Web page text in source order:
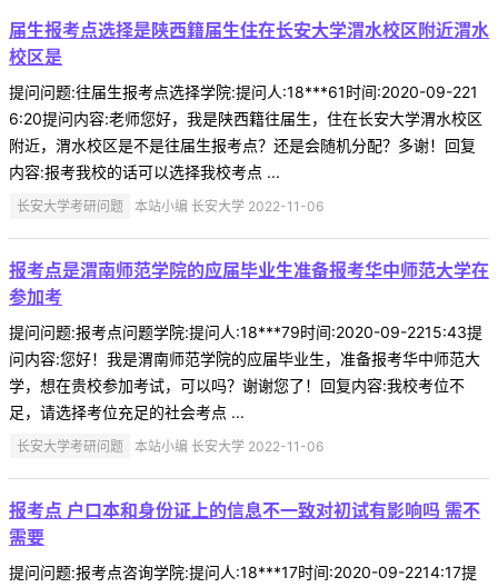
届生报考点选择是陕西籍届生住在长安大学渭水校区附近渭水
校区是
提问问题:往届生报考点选择学院:提问人:18***61时间:2020-09-221
6:20提问内容:老师您好，我是陕西籍往届生，住在长安大学渭水校区
附近，渭水校区是不是往届生报考点？还是会随机分配？多谢！回复
内容:报考我校的话可以选择我校考点 ...
长安大学考研问题 本站小编 长安大学 2022-11-06
报考点是渭南师范学院的应届毕业生准备报考华中师范大学在
参加考
提问问题:报考点问题学院:提问人:18***79时间:2020-09-2215:43提
问内容:您好！我是渭南师范学院的应届毕业生，准备报考华中师范大
学，想在贵校参加考试，可以吗？谢谢您了！回复内容:我校考位不
足，请选择考位充足的社会考点 ...
长安大学考研问题 本站小编 长安大学 2022-11-06
报考点 户口本和身份证上的信息不一致对初试有影响吗 需不
需要
提问问题:报考点咨询学院:提问人:18***17时间:2020-09-2214:17提